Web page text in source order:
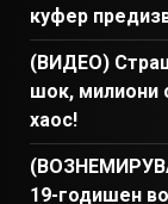
куфер
(ВИДЕО)
шок, милиони
хаос!
19-годишен